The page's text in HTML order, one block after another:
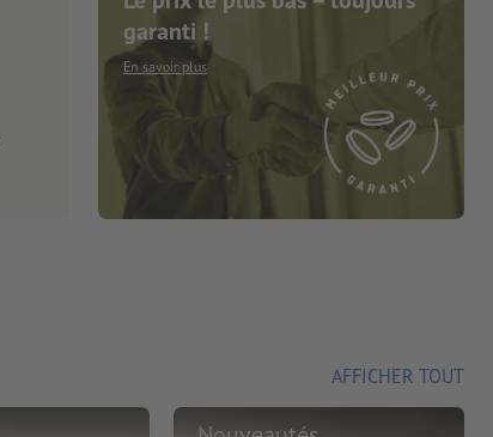
garanti !
En savoir plus
AFFICHER TOUT